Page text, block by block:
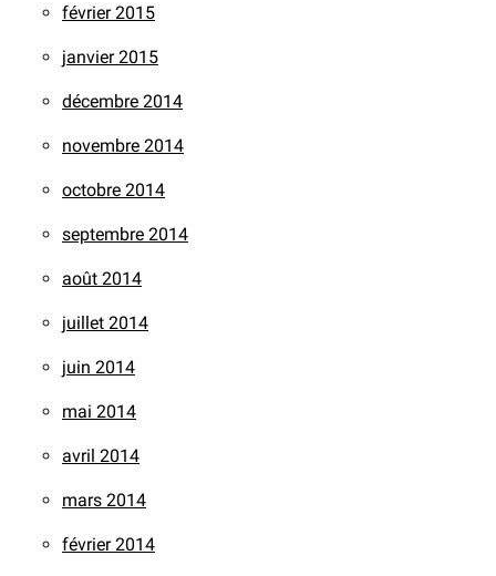
février 2015
janvier 2015
décembre 2014
novembre 2014
octobre 2014
septembre 2014
août 2014
juillet 2014
juin 2014
mai 2014
avril 2014
mars 2014
février 2014